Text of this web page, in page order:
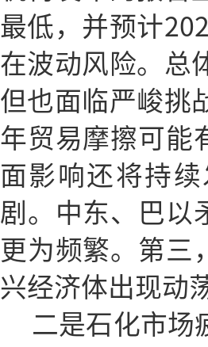
最低，并预计
在波动风险。总
但也面临严峻挑
年贸易摩擦可能
面影响还将持
剧。中东、巴以
更为频繁。第三
兴经济体出现动
二是石化市场